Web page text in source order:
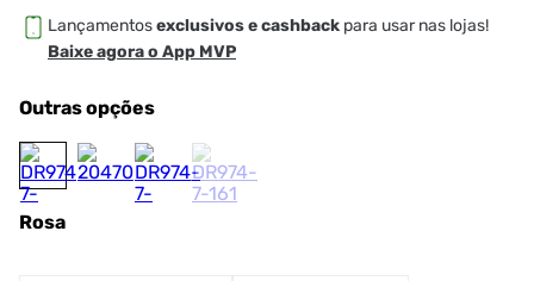
Lançamentosexclusivos e cashback para usar nas lojas!
Baixe agora o App MVP
Outras opções
Rosa